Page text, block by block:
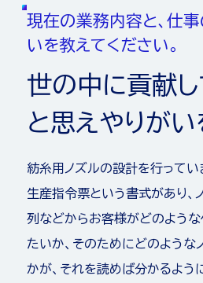
現在の業務内容と、仕事
い を教 え て く ださい 。
世の中に貢献し
と思え やりがい
紡糸用ノズルの設計を行ってい
生産指令票という書式があり、
列などからお客様がどのよう
たいか、そのためにどのような
かが、それを読めば分かるよう